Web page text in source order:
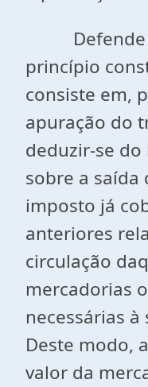
Defende
princípio
consiste em,
apuração do
deduzir-se
sobre a saída
imposto já
anteriores
circulação
mercadorias
necessárias
Deste modo,
valor da